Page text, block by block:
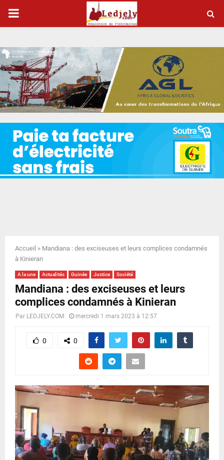
P
I
M
A
R
Y
N
U
Accueil » Mandiana : des exciseuses et leurs complices condamnés
à Kinieran
A la une Actualités Guinée Justice Société
Mandiana : des exciseuses et leurs
complices condamnés à Kinieran
Par LEDJELY.COM mercredi 1 mars 2023 à 12:57
0 0